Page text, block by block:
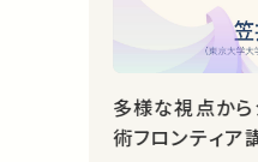
多様な視点か
術フロンティア